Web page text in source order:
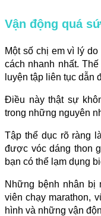
Vận động quá
Một số chị em vì lý
cách nhanh nhất.
luyện tập liên tục dẫn
Điều này thật sự
trong những nguyên
Tập thể dục rõ ràng
được vóc dáng thon
bạn có thể lạm dụng
Những bệnh nhân bị
viên chạy marathon,
hình và những vận